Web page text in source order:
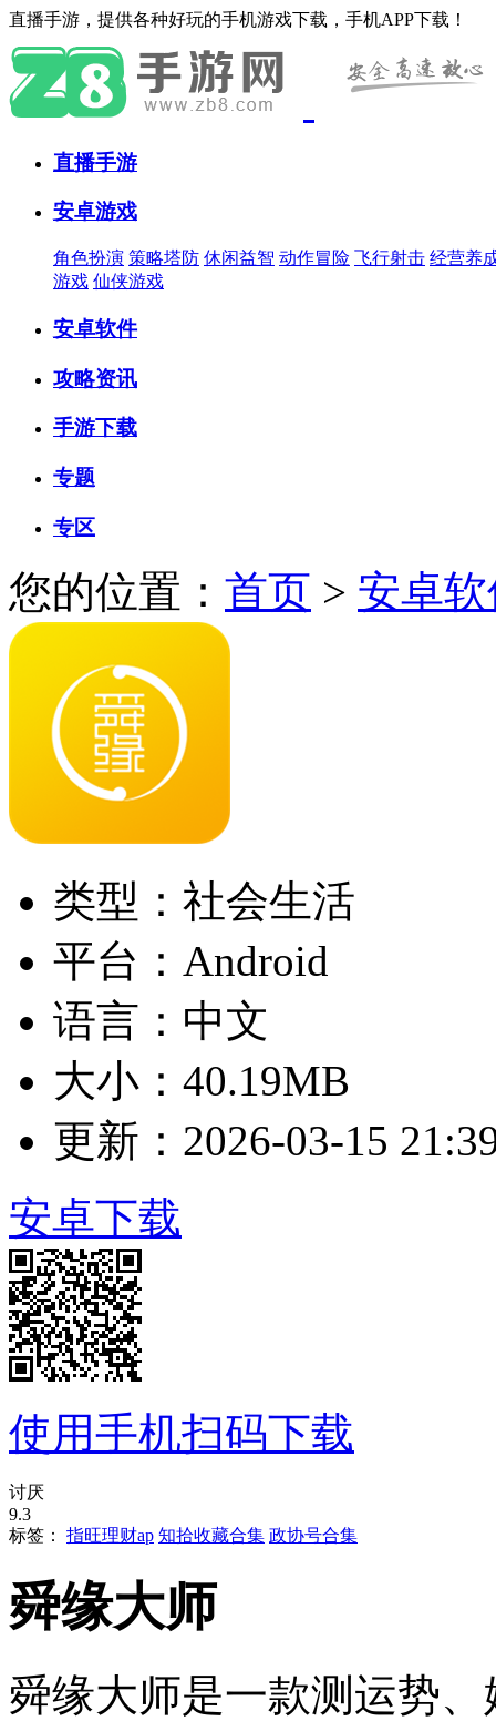
直播手游，提供各种好玩的手机游戏下载，手机APP下载！
直播手游
安卓游戏
角色扮演 策略塔防 休闲益智 动作冒险 飞行射击 经营养
游戏 仙侠游戏
安卓软件
攻略资讯
手游下载
专题
专区
您的位置： 首页 > 安卓
类型：社会生活
平台：Android
语言：中文
大小：40.19MB
更新：2026-03-15
安卓下载
使用手机扫码下载
讨厌
9.3
标签：
指旺理财ap 知拾收藏合集 政协号合集
舜缘大师
舜缘大师是一款测运势